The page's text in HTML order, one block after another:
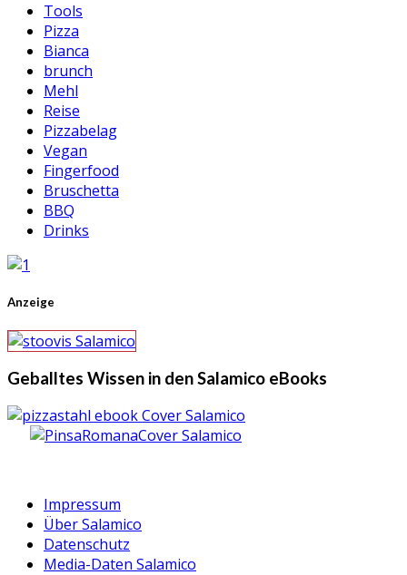
Tools
Pizza
Bianca
brunch
Mehl
Reise
Pizzabelag
Vegan
Fingerfood
Bruschetta
BBQ
Drinks
Anzeige
Geballtes Wissen in den Salamico eBooks
Impressum
Über Salamico
Datenschutz
Media-Daten Salamico